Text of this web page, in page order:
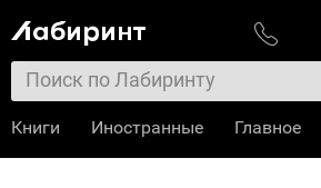
Книги Иностранные Главное